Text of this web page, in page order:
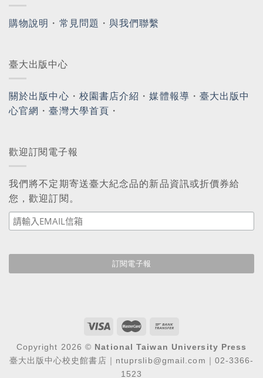
購物說明 ・ 常見問題 ・與我們聯繫
臺大出版中心
關於出版中心 ・ 校園書店介紹 ・媒體報導 ・ 臺大出版中
心官網 ・臺灣大學首頁 ・
歡迎訂閱電子報
我們將不定期寄送臺大紀念品的新品資訊或折價券給
您，歡迎訂閱。
Copyright 2026 © National Taiwan University Press
臺大出版中心校史館書店｜ntuprslib@gmail.com｜02-3366-
1523